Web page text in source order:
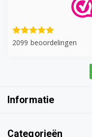
WRB247C5NL/01
WRB247C6FG/01
WRB247CEBY/01
2099 beoordelingen
Informatie
Categorieën